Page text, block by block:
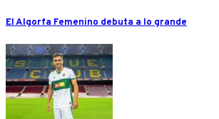
El Algorfa Femenino debuta a lo grande